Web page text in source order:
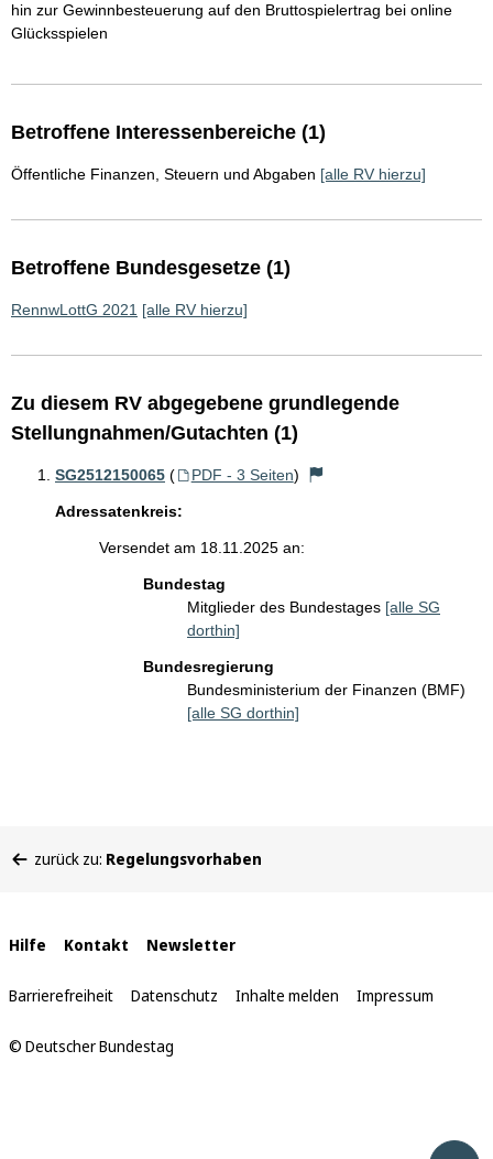
hin zur Gewinnbesteuerung auf den Bruttospielertrag bei online
Glücksspielen
Betroffene Interessenbereiche (1)
Öffentliche Finanzen, Steuern und Abgaben [alle RV hierzu]
Betroffene Bundesgesetze (1)
RennwLottG 2021 [alle RV hierzu]
Zu diesem RV abgegebene grundlegende
Stellungnahmen/Gutachten (1)
SG2512150065 ( PDF - 3 Seiten)
Adressatenkreis:
Versendet am 18.11.2025 an:
Bundestag
Mitglieder des Bundestages [alle SG
dorthin]
Bundesregierung
Bundesministerium der Finanzen (BMF)
[alle SG dorthin]
befinden
zurück zu: Regelungsvorhaben
Interne
Links
Hilfe Kontakt Newsletter
Barrierefreiheit Datenschutz Inhalte melden Impressum
© Deutscher Bundestag